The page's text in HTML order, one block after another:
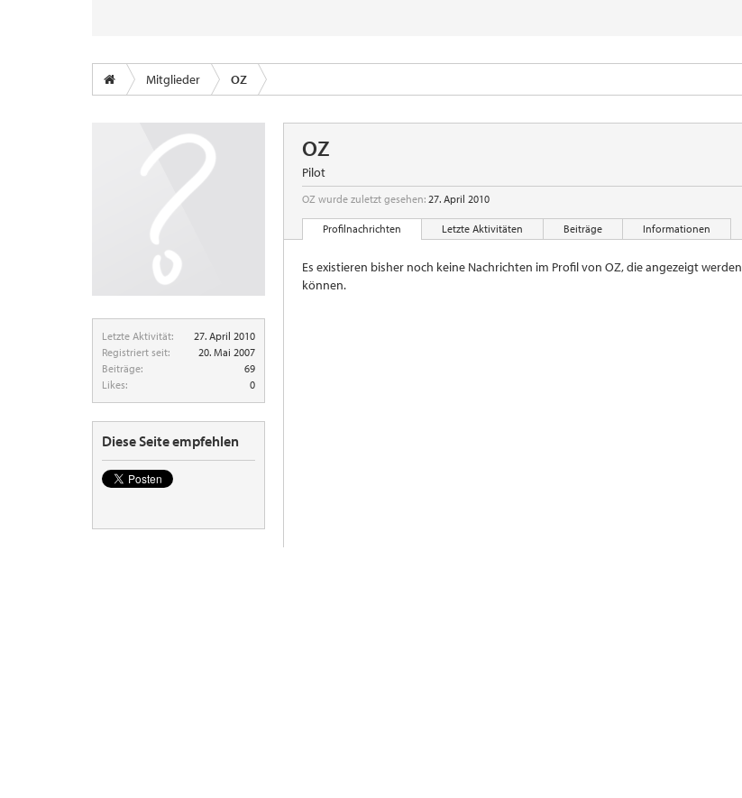
Mitglieder OZ
Letzte Aktivität:
27. April 2010
Registriert seit:
20. Mai 2007
Beiträge:
69
Likes:
0
Diese Seite empfehlen
OZ
Pilot
OZ wurde zuletzt gesehen: 27. April 2010
Profilnachrichten Letzte Aktivitäten Beiträge Informationen
Es existieren bisher noch keine Nachrichten im Profil von OZ, die angezeigt werden
können.